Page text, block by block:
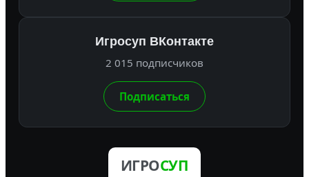
Игросуп ВКонтакте
2 015 подписчиков
Подписаться
ИГРОСУП